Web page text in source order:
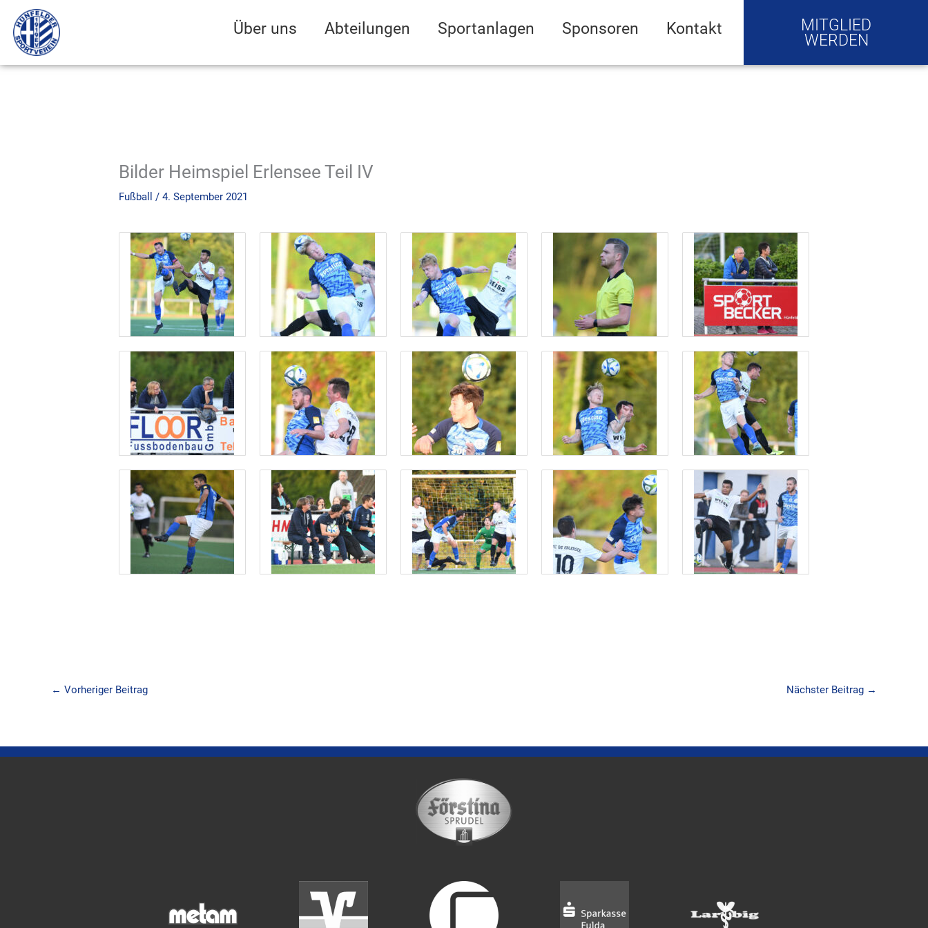
Inhalt
springen
Über uns Abteilungen Sportanlagen Sponsoren Kontakt
MITGLIED
WERDEN
Bilder Heimspiel Erlensee Teil IV
Fußball /4. September 2021
← Vorheriger Beitrag Nächster Beitrag →